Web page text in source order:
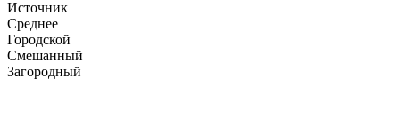
Источник
Среднее
Городской
Смешанный
Загородный